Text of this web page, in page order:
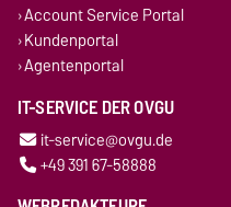
Account Service Portal
Kundenportal
Agentenportal
IT-SERVICE DER OVGU
it-service@ovgu.de
+49 391 67-58888